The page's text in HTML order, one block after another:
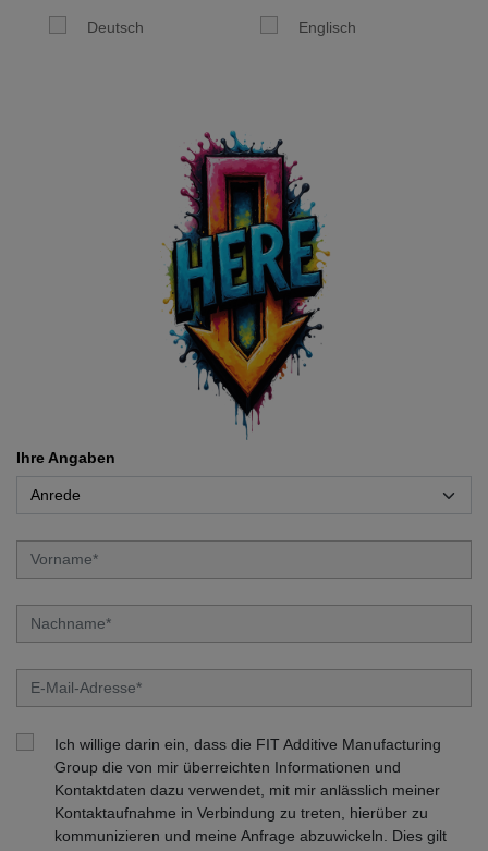
Deutsch Englisch
Ihre Angaben
Ich willige darin ein, dass die FIT Additive Manufacturing
Group die von mir überreichten Informationen und
Kontaktdaten dazu verwendet, mit mir anlässlich meiner
Kontaktaufnahme in Verbindung zu treten, hierüber zu
kommunizieren und meine Anfrage abzuwickeln. Dies gilt